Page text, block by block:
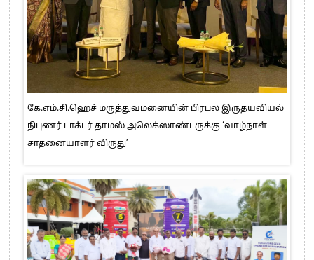
கே.எம்.சி.ஹெச் மருத்துவமனையின் பிரபல இருதயவியல்
நிபுணர் டாக்டர் தாமஸ் அலெக்ஸாண்டருக்கு ‘வாழ்நாள்
சாதனையாளர் விருது’